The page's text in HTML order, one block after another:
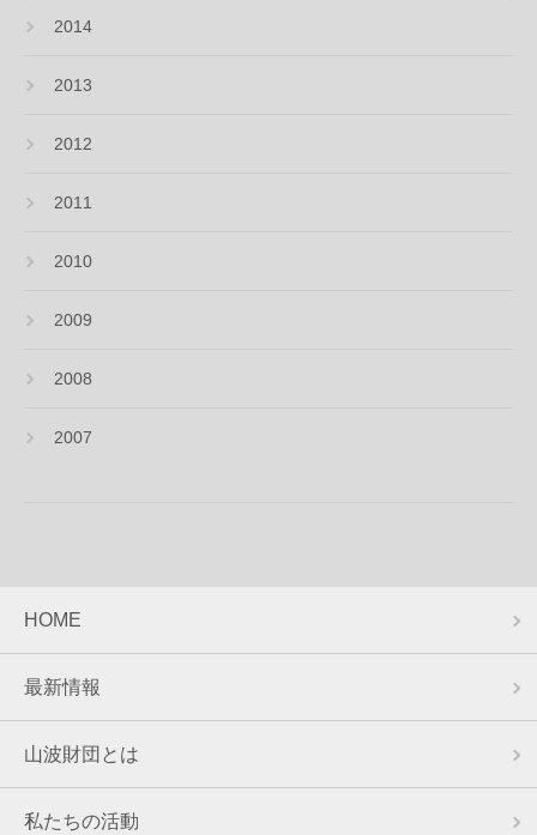
2014
2013
2012
2011
2010
2009
2008
2007
HOME
最新情報
山波財団とは
私たちの活動